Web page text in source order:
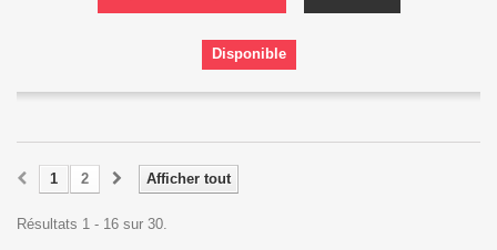
Disponible
Afficher tout
1 2
Résultats 1 - 16 sur 30.